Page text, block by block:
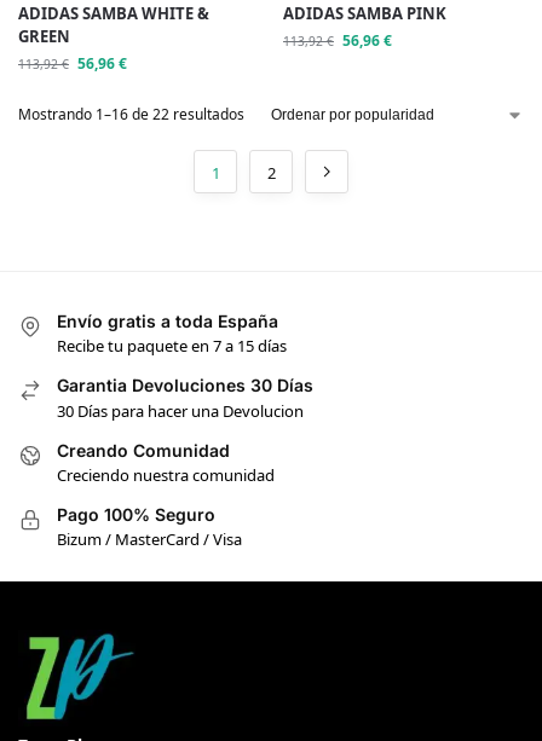
ADIDAS SAMBA WHITE &
GREEN
113,92€ 56,96€
ADIDAS SAMBA PINK
113,92€ 56,96€
Mostrando 1–16 de 22 resultados
1 2
Envío gratis a toda España
Recibe tu paquete en 7 a 15 días
Garantia Devoluciones 30 Días
30 Días para hacer una Devolucion
Creando Comunidad
Creciendo nuestra comunidad
Pago 100% Seguro
Bizum / MasterCard / Visa